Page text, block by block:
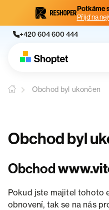
Potkáme
Přijď na
+420 604 600 444
Obchod byl ukončen
Obchod byl
Obchod
Pokud jste majitel tohoto
obnovení, tak se na nás